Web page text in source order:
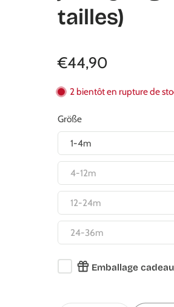
tailles)
€44,90
2 bientôt en rupture de
Größe
1-4m
4-12m
12-24m
24-36m
Emballage cadeau